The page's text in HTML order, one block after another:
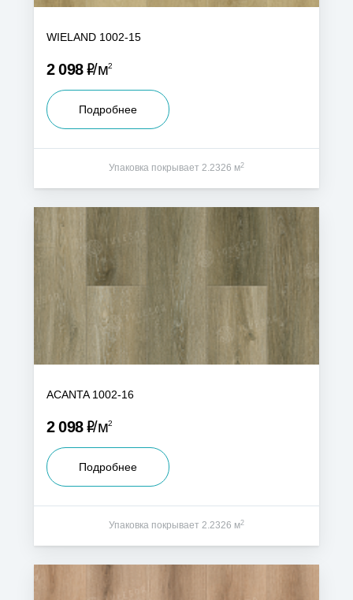
WIELAND 1002-15
2 098Р м2
Подробнее
Упаковка покрывает 2.2326 м2
ACANTA 1002-16
2 098Р м2
Подробнее
Упаковка покрывает 2.2326 м2